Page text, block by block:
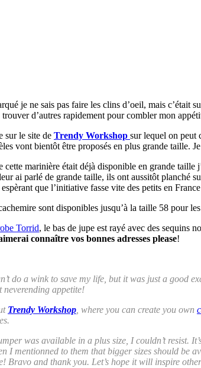
je ne sais pas faire les clins d’oeil, mais
d’autres rapidement pour combler mon
sur le site de Trendy Workshop sur lequel on peut
vont bientôt être proposés en plus grande taille.
cette marinière était déjà disponible en grande
ai parlé de grande taille, ils ont aussitôt planché
que l’initiative fasse vite des petits en
sont disponibles jusqu’à la taille 58 pour
Torrid, le bas de jupe est rayé avec des sequins
connaître vos bonnes adresses please!
do a wink to save my life, but it was just a good
neverending appetite!
Trendy Workshop , where you can create you own
was available in a plus size, I couldn’t resist.
I mentionned to them that bigger sizes should be
Bravo and thank you. Let’s hope it will inspire